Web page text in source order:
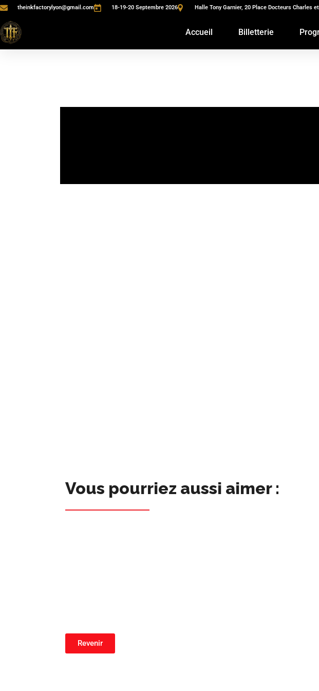
theinkfactorylyon@gmail.com 18-19-20 Septembre 2026 Halle Tony Garnier, 20 Place Docteurs Charles
Accueil Billetterie
Vous pourriez aussi aimer :
Revenir